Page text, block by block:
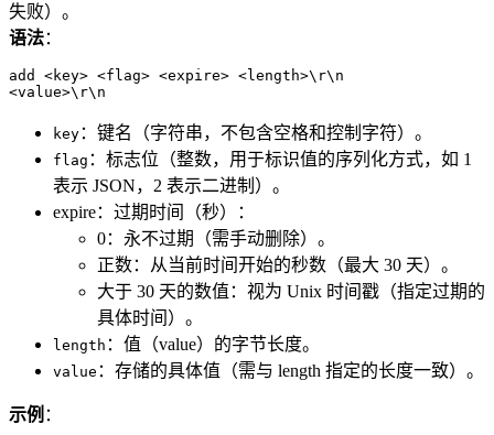
失败）。
语法：
add <key> <flag> <expire> <length>\r\n
<value>\r\n
key ：键名（字符串，不包含空格和控制字符）。
flag ：标志位（整数，用于标识值的序列化方式，如 1
表示 JSON，2 表示二进制）。
expire：过期时间（秒）：
0：永不过期（需手动删除）。
正数：从当前时间开始的秒数（最大 30 天）。
大于 30 天的数值：视为 Unix 时间戳（指定过期的
具体时间）。
length ：值（value）的字节长度。
value ：存储的具体值（需与 length 指定的长度一致）。
示例 ：